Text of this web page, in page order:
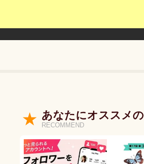
あなたにオススメの
RECOMMEND